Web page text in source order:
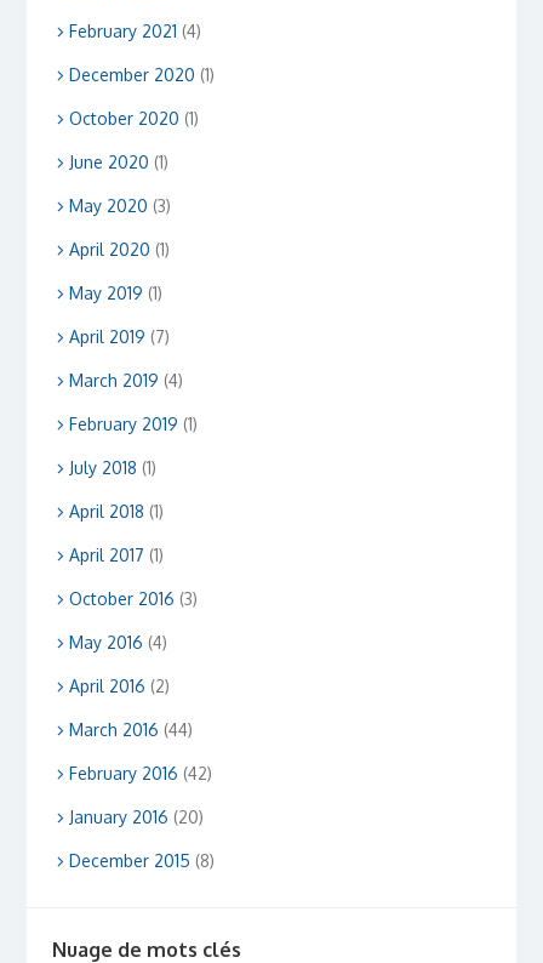
February 2021 (4)
December 2020 (1)
October 2020 (1)
June 2020 (1)
May 2020 (3)
April 2020 (1)
May 2019 (1)
April 2019 (7)
March 2019 (4)
February 2019 (1)
July 2018 (1)
April 2018 (1)
April 2017 (1)
October 2016 (3)
May 2016 (4)
April 2016 (2)
March 2016 (44)
February 2016 (42)
January 2016 (20)
December 2015 (8)
Nuage de mots clés